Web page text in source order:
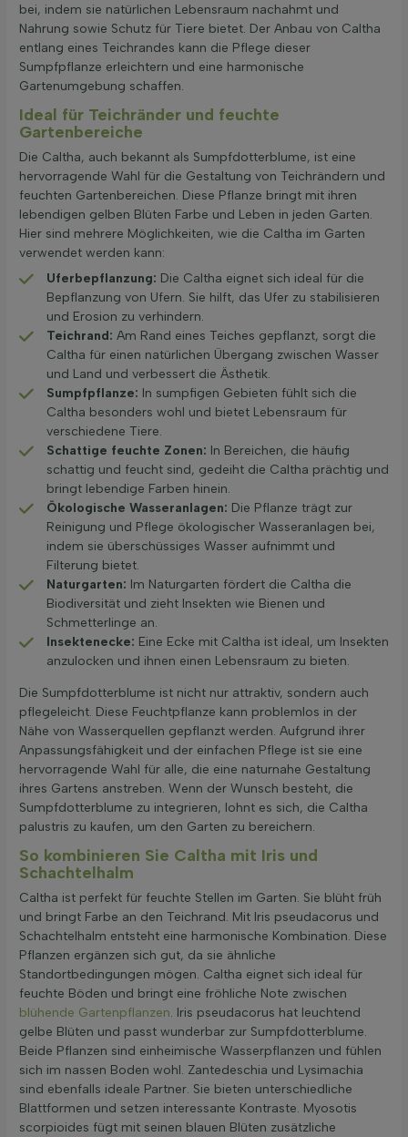
bei, indem sie natürlichen Lebensraum nachahmt und
Nahrung sowie Schutz für Tiere bietet. Der Anbau von Caltha
entlang eines Teichrandes kann die Pflege dieser
Sumpfpflanze erleichtern und eine harmonische
Gartenumgebung schaffen.
Ideal für Teichränder und feuchte
Gartenbereiche
Die Caltha, auch bekannt als Sumpfdotterblume, ist eine
hervorragende Wahl für die Gestaltung von Teichrändern und
feuchten Gartenbereichen. Diese Pflanze bringt mit ihren
lebendigen gelben Blüten Farbe und Leben in jeden Garten.
Hier sind mehrere Möglichkeiten, wie die Caltha im Garten
verwendet werden kann:
Uferbepflanzung: Die Caltha eignet sich ideal für die
Bepflanzung von Ufern. Sie hilft, das Ufer zu stabilisieren
und Erosion zu verhindern.
Teichrand: Am Rand eines Teiches gepflanzt, sorgt die
Caltha für einen natürlichen Übergang zwischen Wasser
und Land und verbessert die Ästhetik.
Sumpfpflanze: In sumpfigen Gebieten fühlt sich die
Caltha besonders wohl und bietet Lebensraum für
verschiedene Tiere.
Schattige feuchte Zonen: In Bereichen, die häufig
schattig und feucht sind, gedeiht die Caltha prächtig und
bringt lebendige Farben hinein.
Ökologische Wasseranlagen: Die Pflanze trägt zur
Reinigung und Pflege ökologischer Wasseranlagen bei,
indem sie überschüssiges Wasser aufnimmt und
Filterung bietet.
Naturgarten: Im Naturgarten fördert die Caltha die
Biodiversität und zieht Insekten wie Bienen und
Schmetterlinge an.
Insektenecke: Eine Ecke mit Caltha ist ideal, um Insekten
anzulocken und ihnen einen Lebensraum zu bieten.
Die Sumpfdotterblume ist nicht nur attraktiv, sondern auch
pflegeleicht. Diese Feuchtpflanze kann problemlos in der
Nähe von Wasserquellen gepflanzt werden. Aufgrund ihrer
Anpassungsfähigkeit und der einfachen Pflege ist sie eine
hervorragende Wahl für alle, die eine naturnahe Gestaltung
ihres Gartens anstreben. Wenn der Wunsch besteht, die
Sumpfdotterblume zu integrieren, lohnt es sich, die Caltha
palustris zu kaufen, um den Garten zu bereichern.
So kombinieren Sie Caltha mit Iris und
Schachtelhalm
Caltha ist perfekt für feuchte Stellen im Garten. Sie blüht früh
und bringt Farbe an den Teichrand. Mit Iris pseudacorus und
Schachtelhalm entsteht eine harmonische Kombination. Diese
Pflanzen ergänzen sich gut, da sie ähnliche
Standortbedingungen mögen. Caltha eignet sich ideal für
feuchte Böden und bringt eine fröhliche Note zwischen
blühende Gartenpflanzen. Iris pseudacorus hat leuchtend
gelbe Blüten und passt wunderbar zur Sumpfdotterblume.
Beide Pflanzen sind einheimische Wasserpflanzen und fühlen
sich im nassen Boden wohl. Zantedeschia und Lysimachia
sind ebenfalls ideale Partner. Sie bieten unterschiedliche
Blattformen und setzen interessante Kontraste. Myosotis
scorpioides fügt mit seinen blauen Blüten zusätzliche